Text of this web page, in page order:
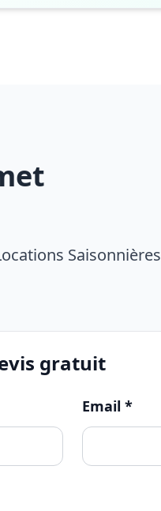
Saisonnières
gratuit
Email *